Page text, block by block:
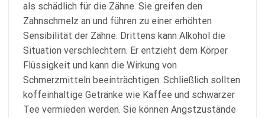
als schädlich für die Zähne. Sie greifen den
Zahnschmelz an und führen zu einer erhöhten
Sensibilität der Zähne. Drittens kann Alkohol die
Situation verschlechtern. Er entzieht dem Körper
Flüssigkeit und kann die Wirkung von
Schmerzmitteln beeinträchtigen. Schließlich sollten
koffeinhaltige Getränke wie Kaffee und schwarzer
Tee vermieden werden. Sie können Angstzustände